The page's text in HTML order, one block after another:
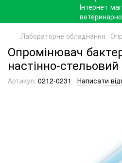
Лабораторне обладнання
Опромінювач
настінно-
Артикул: 0212-0231 Написати